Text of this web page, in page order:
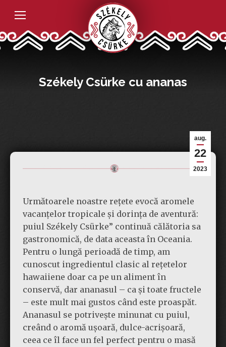
Székely Csürke cu ananas
aug.
22
2023
Următoarele noastre rețete evocă aromele
vacanțelor tropicale și dorința de aventură:
puiul Székely Csürke” continuă călătoria sa
gastronomică, de data aceasta în Oceania.
Pentru o lungă perioadă de timp, am
cunoscut ingredientul clasic al rețetelor
hawaiiene doar ca pe un aliment în
conservă, dar ananasul – ca și toate fructele
– este mult mai gustos când este proaspăt.
Ananasul se potrivește minunat cu puiul,
creând o aromă ușoară, dulce-acrișoară,
ceea ce îl face un fel perfect pentru o masă